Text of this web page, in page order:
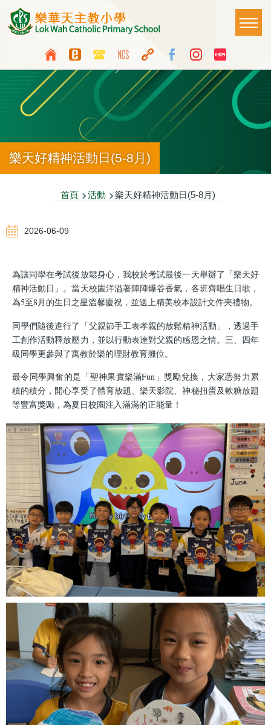
移至主內容
Top
Media
Icon
Button
Language
switcher
Main
樂天好精神活動日(5-8月)
連
首頁 活動 樂天好精神活動日(5-8月)
2026-06-09
為讓同學在考試後放鬆身心，我校於考試最後一天舉辦了「樂天好
精神活動日」。當天校園洋溢著陣陣爆谷香氣，各班齊唱生日歌，
為5至8月的生日之星溫馨慶祝，並送上精美校本設計文件夾禮物。
同學們隨後進行了「父親節手工表孝親的放鬆精神活動」，透過手
工創作活動釋放壓力，並以行動表達對父親的感恩之情。三、四年
級同學更參與了寓教於樂的理財教育攤位。
最令同學興奮的是「聖神果實樂滿Fun」獎勵兌換，大家憑努力累
積的積分，開心享受了體育放題、樂天影院、神秘扭蛋及軟糖放題
等豐富獎勵，為夏日校園注入滿滿的正能量！